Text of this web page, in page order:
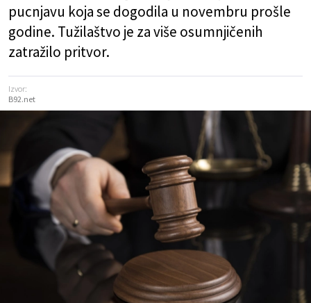
pucnjavu koja se dogodila u novembru prošle
godine. Tužilaštvo je za više osumnjičenih
zatražilo pritvor.
Izvor:
B92.net